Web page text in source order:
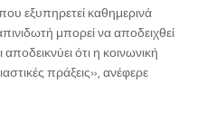
εξυπηρετεί καθημερινά
μπορεί να αποδειχθεί
ότι η κοινωνική
πράξεις», ανέφερε